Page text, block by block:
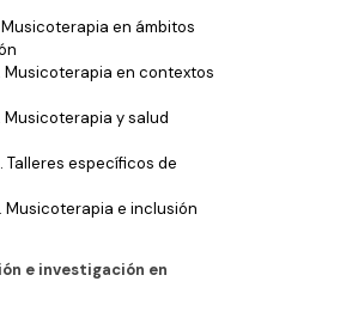
en ámbitos
Musicoterapia en contextos
y salud
específicos de
Musicoterapia e inclusión
e investigación en